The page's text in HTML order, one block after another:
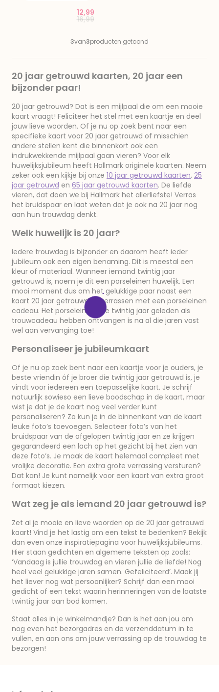
Price reduced from
16,99to
12,99
3van3producten getoond
20 jaar getrouwd kaarten, 20 jaar een
bijzonder paar!
20 jaar getrouwd? Dat is een mijlpaal die om een mooie
kaart vraagt! Feliciteer het stel met een kaartje en deel
jouw lieve woorden. Of je nu op zoek bent naar een
specifieke kaart voor 20 jaar getrouwd of misschien
andere stellen kent die binnenkort ook een
indrukwekkende mijlpaal gaan vieren? Voor elk
huwelijksjubileum heeft Hallmark originele kaarten. Neem
zeker ook een kijkje bij onze 10 jaar getrouwd kaarten, 25
jaar getrouwd en 65 jaar getrouwd kaarten. De liefde
vieren, dat doen we bij Hallmark het allerliefste! Verras
het bruidspaar en laat weten dat je ook na 20 jaar nog
aan hun trouwdag denkt.
Welk huwelijk is 20 jaar?
Iedere trouwdag is bijzonder en daarom heeft ieder
jubileum ook een eigen benaming. Dit is meestal een
kleur of materiaal. Wanneer iemand twintig jaar
getrouwd is, noem je dit een porseleinen huwelijk. Een
mooi moment dus om het gelukkige paar naast een
kaart 20 jaar getrouwd te verrassen met een porseleinen
cadeau. Het porselein dat ze twintig jaar geleden als
trouwcadeau hebben ontvangen is na al die jaren vast
wel aan vervanging toe!
Personaliseer je jubileumkaart
Of je nu op zoek bent naar een kaartje voor je ouders, je
beste vriendin óf je broer die twintig jaar getrouwd is, je
vindt voor iedereen een toepasselijke kaart. Je schrijf
natuurlijk sowieso een lieve boodschap in de kaart, maar
wist je dat je de kaart nog veel verder kunt
personaliseren? Zo kun je in de binnenkant van de kaart
leuke foto’s toevoegen. Selecteer foto’s van het
bruidspaar van de afgelopen twintig jaar en ze krijgen
gegarandeerd een lach op het gezicht bij het zien van
deze foto’s. Je maak de kaart helemaal compleet met
vrolijke decoratie. Een extra grote verrassing versturen?
Dat kan! Je kunt namelijk voor een kaart van extra groot
formaat kiezen.
Wat zeg je als iemand 20 jaar getrouwd is?
Zet al je mooie en lieve woorden op de 20 jaar getrouwd
kaart! Vind je het lastig om een tekst te bedenken? Bekijk
dan even onze inspiratiepagina voor huwelijksjubileums.
Hier staan gedichten en algemene teksten op zoals:
‘Vandaag is jullie trouwdag en vieren jullie de liefde! Nog
heel veel gelukkige jaren samen. Gefeliciteerd’. Maak jij
het liever nog wat persoonlijker? Schrijf dan een mooi
gedicht of een tekst waarin herinneringen van de laatste
twintig jaar aan bod komen.
Staat alles in je winkelmandje? Dan is het aan jou om
nog even het bezorgadres en de verzenddatum in te
vullen, en aan ons om jouw verrassing op de trouwdag te
bezorgen!